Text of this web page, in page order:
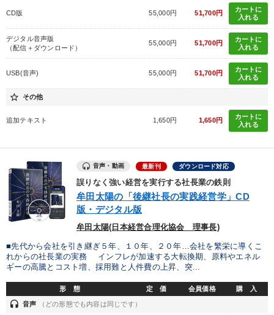
CD版 55,000円 51,700円
カートに
入れる
デジタル音声版
（配信＋ダウンロード）
55,000円 51,700円
カートに
入れる
USB(音声) 55,000円 51,700円
カートに
入れる
star_border その他
追加テキスト 1,650円 1,650円
カートに
入れる
音声・動画 最新刊 ダウンロード対応
誤りなく強い経営を実行する社長業の鉄則
牟田太陽の「後継社長の実践経営学」CD
版・デジタル版
牟田太陽(日本経営合理化協会 理事長)
■先代から会社を引き継ぎ５年、１０年、２０年…会社を繁栄に導くこ
れからの社長業の実務 インフレが加速する大転換期、原料やエネル
ギーの高騰とコスト増、採用難と人件費の上昇、突...
形 態 定 価 会員価格 購 入
headset 音声 （どの形態でも内容は同じです）